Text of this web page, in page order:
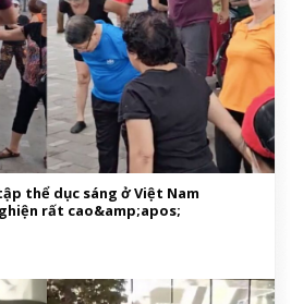
thể dục sáng ở Việt Nam
rất cao&amp;apos;